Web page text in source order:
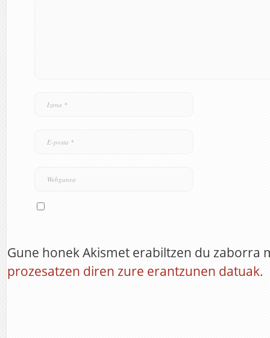
Gune honek Akismet erabiltzen du zaborra
prozesatzen diren zure erantzunen datuak.